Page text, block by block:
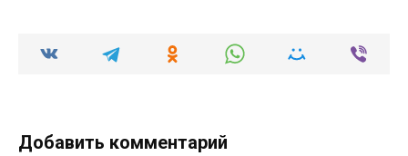
Добавить комментарий